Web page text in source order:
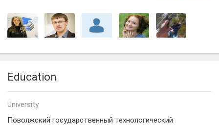
Education
University
Поволжский государственный технологический